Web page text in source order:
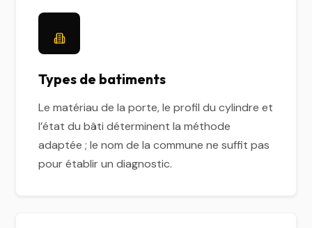
Types de batiments
Le matériau de la porte, le profil du cylindre et
l’état du bâti déterminent la méthode
adaptée ; le nom de la commune ne suffit pas
pour établir un diagnostic.